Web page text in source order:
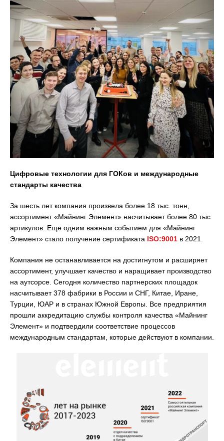
Цифровые технологии для ГОКов и международные
стандарты качества
За шесть лет компания произвела более 18 тыс. тонн,
ассортимент «Майнинг Элемент» насчитывает более 80 тыс.
артикулов. Еще одним важным событием для «Майнинг
Элемент» стало получение сертификата ISO:9001 в 2021.
Компания не останавливается на достигнутом и расширяет
ассортимент, улучшает качество и наращивает производство
на аутсорсе. Сегодня количество партнерских площадок
насчитывает 378 фабрики в России и СНГ, Китае, Иране,
Турции, ЮАР и в странах Южной Европы. Все предприятия
прошли аккредитацию службы контроля качества «Майнинг
Элемент» и подтвердили соответствие процессов
международным стандартам, которые действуют в компании.